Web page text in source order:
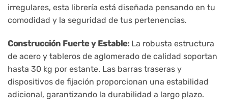
irregulares, esta librería está diseñada pensando en tu
comodidad y la seguridad de tus pertenencias.
Construcción Fuerte y Estable: La robusta estructura
de acero y tableros de aglomerado de calidad soportan
hasta 30 kg por estante. Las barras traseras y
dispositivos de fijación proporcionan una estabilidad
adicional, garantizando la durabilidad a largo plazo.